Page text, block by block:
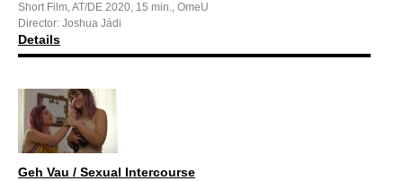
Short Film, AT/DE 2020, 15 min., OmeU
Director: Joshua Jádi
Details
Geh Vau / Sexual Intercourse